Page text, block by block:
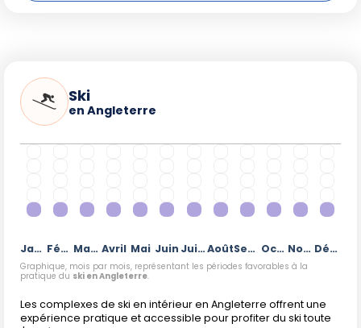
Ski
en Angleterre
Janvier Février Mars Avril Mai Juin JuilletAoût Septembre Octobre Novembre Décembre
Graphique, mois par mois, représentant les périodes favorables à la
pratique du ski en Angleterre.
Les complexes de ski en intérieur en Angleterre offrent une
expérience pratique et accessible pour profiter du ski toute